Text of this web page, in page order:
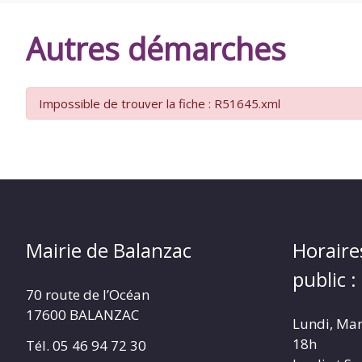
Autres démarches
Impossible de trouver la fiche : R51645.xml
Mairie de Balanzac
70 route de l’Océan
17600 BALANZAC
Tél. 05 46 94 72 30
public :
Lundi,
18h